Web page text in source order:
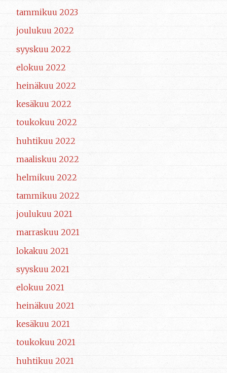
tammikuu 2023
joulukuu 2022
syyskuu 2022
elokuu 2022
heinäkuu 2022
kesäkuu 2022
toukokuu 2022
huhtikuu 2022
maaliskuu 2022
helmikuu 2022
tammikuu 2022
joulukuu 2021
marraskuu 2021
lokakuu 2021
syyskuu 2021
elokuu 2021
heinäkuu 2021
kesäkuu 2021
toukokuu 2021
huhtikuu 2021